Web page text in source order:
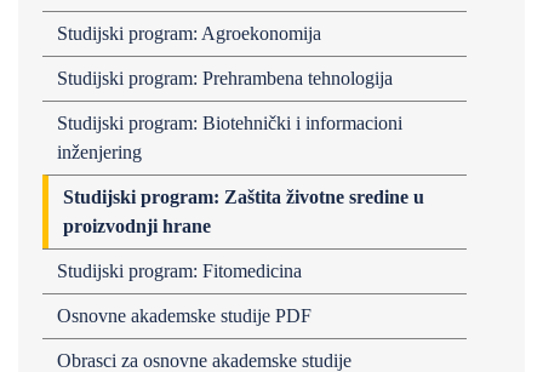
Studijski program: Agroekonomija
Studijski program: Prehrambena tehnologija
Studijski program: Biotehnički i informacioni
inženjering
Studijski program: Zaštita životne sredine u
proizvodnji hrane
Studijski program: Fitomedicina
Osnovne akademske studije PDF
Obrasci za osnovne akademske studije